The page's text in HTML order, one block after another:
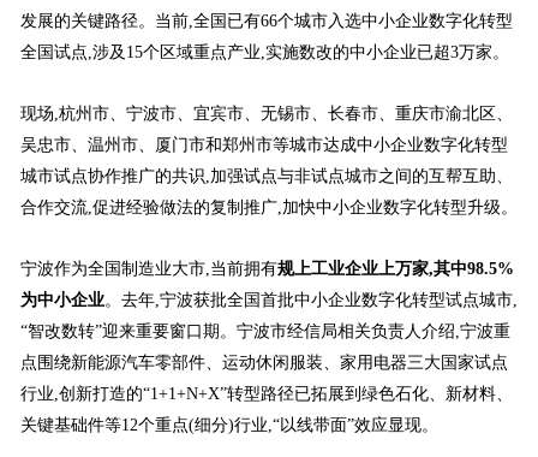
发展的关键路径。当前,全国已有66个城市入选中小企业数字化转型
全国试点,涉及15个区域重点产业,实施数改的中小企业已超3万家。
现场,杭州市、宁波市、宜宾市、无锡市、长春市、重庆市渝北区、
吴忠市、温州市、厦门市和郑州市等城市达成中小企业数字化转型
城市试点协作推广的共识,加强试点与非试点城市之间的互帮互助、
合作交流,促进经验做法的复制推广,加快中小企业数字化转型升级。
宁波作为全国制造业大市,当前拥有规上工业企业上万家,其中98.5%
为中小企业。去年,宁波获批全国首批中小企业数字化转型试点城市,
“智改数转”迎来重要窗口期。宁波市经信局相关负责人介绍,宁波重
点围绕新能源汽车零部件、运动休闲服装、家用电器三大国家试点
行业,创新打造的“1+1+N+X”转型路径已拓展到绿色石化、新材料、
关键基础件等12个重点(细分)行业,“以线带面”效应显现。